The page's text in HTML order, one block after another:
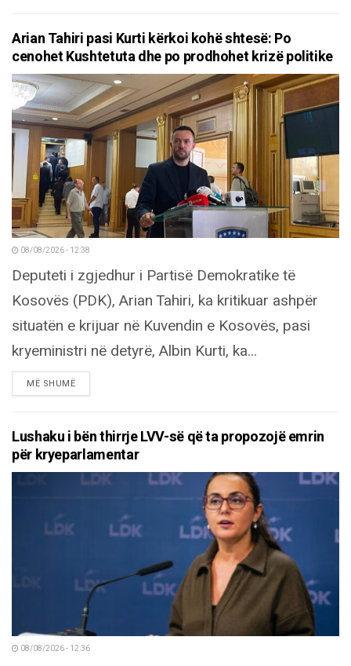
Arian Tahiri pasi Kurti kërkoi kohë shtesë: Po
cenohet Kushtetuta dhe po prodhohet krizë politike
08/08/2026 - 12:38
Deputeti i zgjedhur i Partisë Demokratike të
Kosovës (PDK), Arian Tahiri, ka kritikuar ashpër
situatën e krijuar në Kuvendin e Kosovës, pasi
kryeministri në detyrë, Albin Kurti, ka...
MË SHUMËDETAILS
Lushaku i bën thirrje LVV-së që ta propozojë emrin
për kryeparlamentar
08/08/2026 - 12:36